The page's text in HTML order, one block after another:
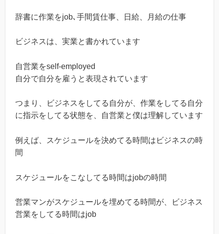
辞書に作業をjob､手間賃仕事、日給、月給の仕事
ビジネスは、実業と書かれています
自営業をself-employed
自分で自分を雇うと表現されています
つまり、ビジネスをしてる自分が、作業をしてる自分
に指示をしてる状態を、自営業と僕は理解しています
例えば、スケジュールを決めてる時間はビジネスの時
間
スケジュールをこなしてる時間はjobの時間
営業マンがスケジュールを埋めてる時間が、ビジネス
営業をしてる時間はjob